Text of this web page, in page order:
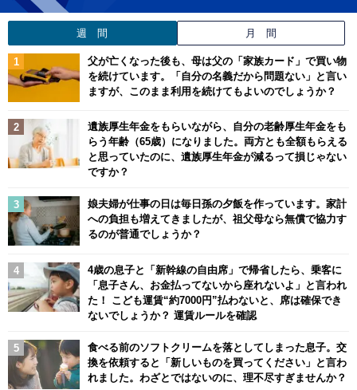
週 間 月 間
父が亡くなった後も、母は父の「家族カード」で買い物
を続けています。「自分の名義だから問題ない」と言い
ますが、このまま利用を続けてもよいのでしょうか？
遺族厚生年金をもらいながら、自分の老齢厚生年金をも
らう年齢（65歳）になりました。両方とも全額もらえる
と思っていたのに、遺族厚生年金が減るって損じゃない
ですか？
娘夫婦が仕事の日は毎日孫の夕飯を作っています。家計
への負担も増えてきましたが、祖父母なら無償で協力す
るのが普通でしょうか？
4歳の息子と「新幹線の自由席」で帰省したら、乗客に
「息子さん、お金払ってないから座れないよ」と言われ
た！ こども運賃“約7000円”払わないと、席は確保でき
ないでしょうか？ 運賃ルールを確認
食べる前のソフトクリームを落としてしまった息子。交
換を依頼すると「新しいものを買ってください」と言わ
れました。わざとではないのに、理不尽すぎませんか？